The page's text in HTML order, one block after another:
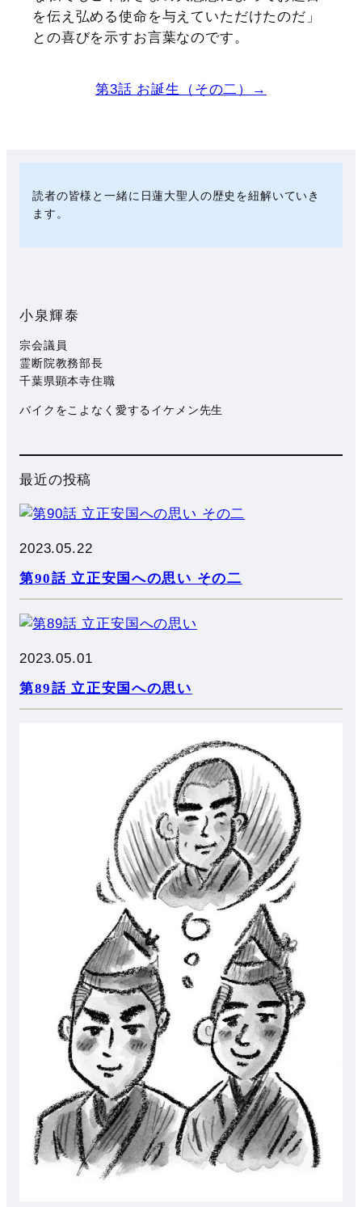
を伝え弘める使命を与えていただけたのだ」
との喜びを示すお言葉なのです。
第3話 お誕生（その二）→
読者の皆様と一緒に日蓮大聖人の歴史を紐解いていき
ます。
小泉輝泰
宗会議員
霊断院教務部長
千葉県顕本寺住職
バイクをこよなく愛するイケメン先生
最近の投稿
2023.05.22
第90話 立正安国への思い その二
2023.05.01
第89話 立正安国への思い